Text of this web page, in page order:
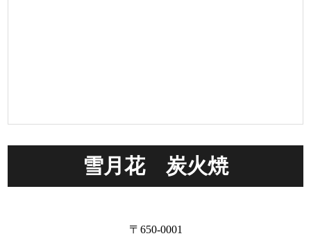
雪月花 炭火焼
〒650-0001